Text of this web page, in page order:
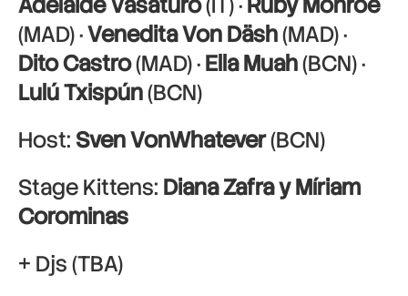
(MAD) ·Venedita Von Däsh(MAD) ·
Dito Castro(MAD) ·Ella Muah(BCN) ·
Lulú Txispún(BCN)
Host: Sven VonWhatever(BCN)
Stage Kittens: Diana Zafra y Míriam
Corominas
+ Djs(TBA)